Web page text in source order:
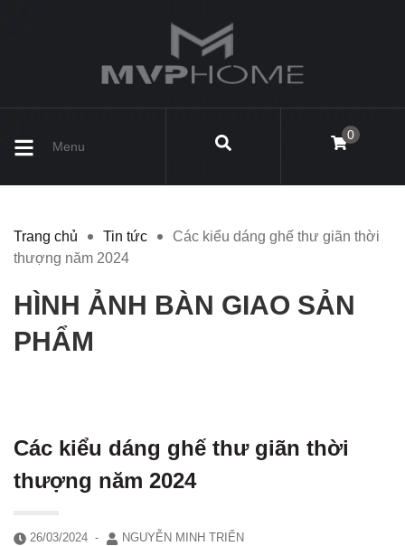
Menu
0
Trang chủ Tin tức
Các kiểu dáng ghế thư giãn thời
thượng năm 2024
HÌNH ẢNH BÀN GIAO SẢN
PHẨM
Các kiểu dáng ghế thư giãn thời
thượng năm 2024
26/03/2024 - NGUYỄN MINH TRIỂN